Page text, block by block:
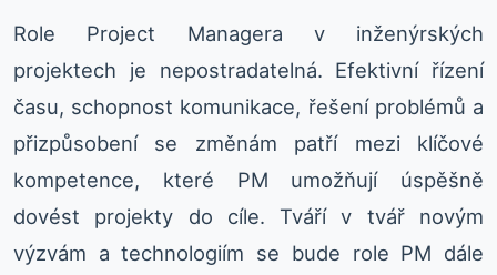
Role Project Managera v inženýrských
projektech je nepostradatelná. Efektivní řízení
času, schopnost komunikace, řešení problémů a
přizpůsobení se změnám patří mezi klíčové
kompetence, které PM umožňují úspěšně
dovést projekty do cíle. Tváří v tvář novým
výzvám a technologiím se bude role PM dále